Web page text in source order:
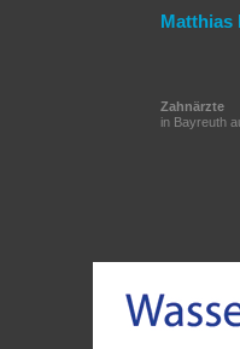
Matthias
Zahnärzte
in Bayreuth